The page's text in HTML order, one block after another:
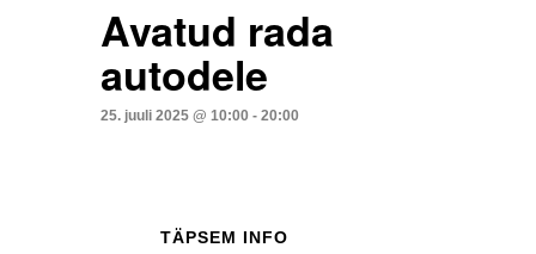
Avatud rada
autodele
25. juuli 2025 @ 10:00 - 20:00
TÄPSEM INFO